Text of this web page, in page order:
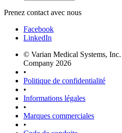
Prenez contact avec nous
Facebook
LinkedIn
© Varian Medical Systems,
Company 2026
•
Politique de confidentialité
•
Informations légales
•
Marques commerciales
•